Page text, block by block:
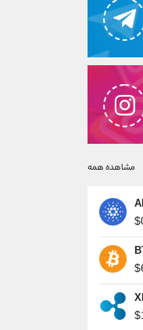
مشاهده همه